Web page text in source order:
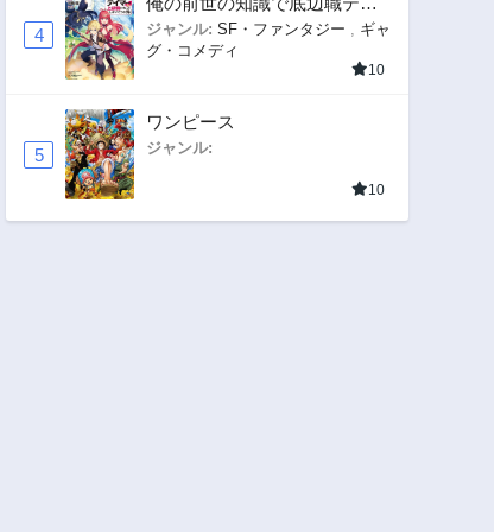
4
マーが上級職になってしまい
そうな件
ジャンル: SF・ファンタジー
ギャ
グ・コメディ
10
5
ワンピース
ジャンル:
10